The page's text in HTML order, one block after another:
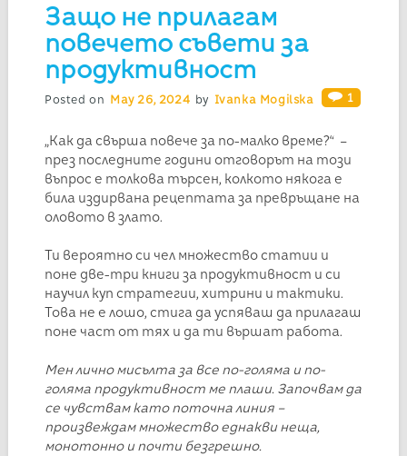
Защо не прилагам
повечето съвети за
продуктивност
Posted on May 26, 2024 by Ivanka Mogilska 1
„Как да свърша повече за по-малко време?“ –
през последните години отговорът на този
въпрос е толкова търсен, колкото някога е
била издирвана рецептата за превръщане на
оловото в злато.
Ти вероятно си чел множество статии и
поне две-три книги за продуктивност и си
научил куп стратегии, хитрини и тактики.
Това не е лошо, стига да успяваш да прилагаш
поне част от тях и да ти вършат работа.
Мен лично мисълта за все по-голяма и по-
голяма продуктивност ме плаши. Започвам да
се чувствам като поточна линия –
произвеждам множество еднакви неща,
монотонно и почти безгрешно.